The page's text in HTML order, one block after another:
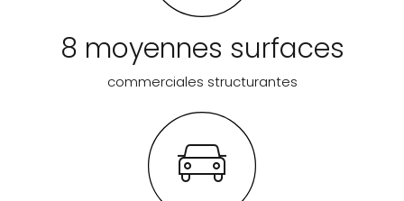
8 moyennes surfaces
commerciales structurantes